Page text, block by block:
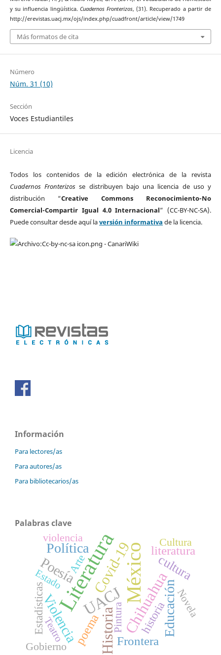
y su influencia lingüística. Cuadernos Fronterizos, (31). Recuperado a partir de
http://erevistas.uacj.mx/ojs/index.php/cuadfront/article/view/1749
Más formatos de cita
Número
Núm. 31 (10)
Sección
Voces Estudiantiles
Licencia
Todos los contenidos de la edición electrónica de la revista
Cuadernos Fronterizos se distribuyen bajo una licencia de uso y
distribución “Creative Commons Reconocimiento-No
Comercial-Compartir Igual 4.0 Internacional” (CC-BY-NC-SA).
Puede consultar desde aquí laversión informativa de la licencia.
Información
Para lectores/as
Para autores/as
Para bibliotecarios/as
Palabras clave
LiteraturaMéxico
UACJChihuahua
Historia
Covid-19
Poesía
Violencia Educación
Política
cultura
poema Frontera
literatura
Estadísticas historia
Cultura
Arte
violencia
Gobierno
Teatro Pintura
Estado
Novela